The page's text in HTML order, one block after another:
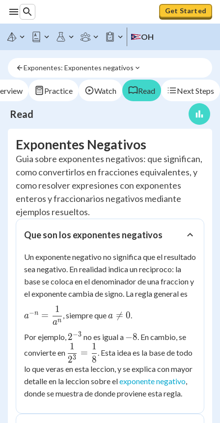
Get Started
OH
Exponentes: Exponentes negativos
Practice Watch Read Next Steps
Read
Exponentes Negativos
Guia sobre exponentes negativos: que significan,
como convertirlos en fracciones equivalentes, y
como resolver expresiones con exponentes
enteros y fraccionarios negativos mediante
ejemplos resueltos.
Que son los exponentes negativos
Un exponente negativo no significa que el resultado
sea negativo. En realidad indica un reciproco: la
base se coloca en el denominador de una fraccion y
el exponente cambia de signo. La regla general es
a^{-n} =
\dfrac{1}
{a^n}
a−n =
an
1
, siempre que
\ne
0
a 
= 0.
Por ejemplo, 2^{-3}
2−3 no es igual a -8
−8. En cambio, se
convierte en \dfrac{1}
{2^3} =
\dfrac{1}
{8}
23
1
=
8
1
. Esta idea es la base de todo
lo que veras en esta leccion, y se explica con mayor
detalle en la leccion sobre elexponente negativo
donde se muestra de donde proviene esta regla.